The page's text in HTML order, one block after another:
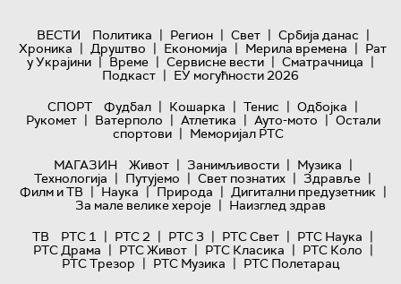
ВЕСТИ Политика | Регион | Свет | Србија данас |
Хроника | Друштво | Економија | Мерила времена | Рат
у Украјини | Време | Сервисне вести | Сматрачница |
Подкаст | ЕУ могућности 2026
СПОРТ
Фудбал | Кошарка | Тенис | Одбојка |
Рукомет | Ватерполо | Атлетика | Ауто-мото | Остали
спортови | Меморијал РТС
МАГАЗИН
Живот | Занимљивости | Музика |
Технологијa | Путујемо | Свет познатих | Здравље |
Филм и ТВ | Наука | Природа | Дигитални предузетник |
За мале велике хероје | Наизглед здрав
ТВ
РТС 1 | РТС 2 | РТС 3 | РТС Свет | РТС Наука |
РТС Драма | РТС Живот | РТС Класика | РТС Коло |
РТС Трезор | РТС Музика | РТС Полетарац